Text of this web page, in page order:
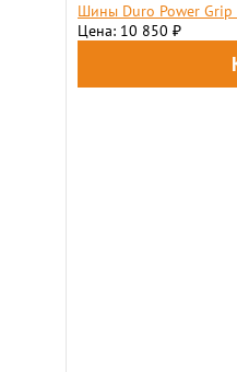
Шины Duro Power
Цена: 10 850 ₽